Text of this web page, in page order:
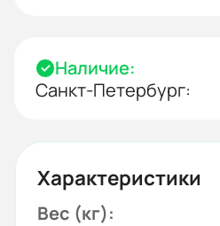
Наличие:
Санкт-Петербург:
Характеристики
Вес (кг):